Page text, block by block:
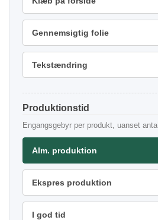
Gennemsigtig folie
Tekstændring
Produktionstid
Engangsgebyr per produkt, uanset antal
Alm. produktion
Ekspres produktion
I god tid